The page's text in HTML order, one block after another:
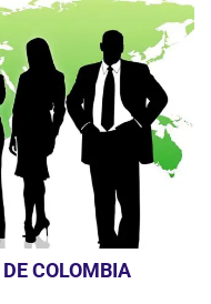
COLOMBIA